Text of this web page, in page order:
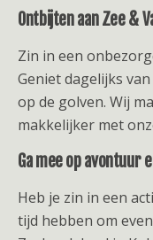
Ontbijten aan Zee &
Zin in een
Geniet dagelijks
op de golven. Wij
makkelijker met
Ga mee op avontuur
Heb je zin in een
tijd hebben om